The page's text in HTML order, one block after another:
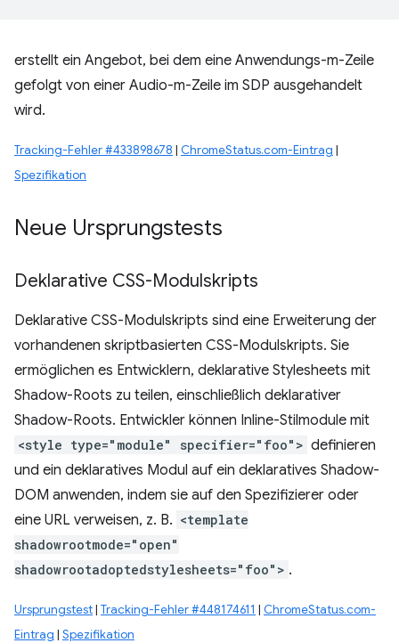
erstellt ein Angebot, bei dem eine Anwendungs-m-Zeile
gefolgt von einer Audio-m-Zeile im SDP ausgehandelt
wird.
Tracking-Fehler #433898678 | ChromeStatus.com-Eintrag |
Spezifikation
Neue Ursprungstests
Deklarative CSS-Modulskripts
Deklarative CSS-Modulskripts sind eine Erweiterung der
vorhandenen skriptbasierten CSS-Modulskripts. Sie
ermöglichen es Entwicklern, deklarative Stylesheets mit
Shadow-Roots zu teilen, einschließlich deklarativer
Shadow-Roots. Entwickler können Inline-Stilmodule mit
<style type="module" specifier="foo"> definieren
und ein deklaratives Modul auf ein deklaratives Shadow-
DOM anwenden, indem sie auf den Spezifizierer oder
eine URL verweisen, z. B. <template
shadowrootmode="open"
shadowrootadoptedstylesheets="foo"> .
Ursprungstest| Tracking-Fehler #448174611 | ChromeStatus.com-
Eintrag | Spezifikation